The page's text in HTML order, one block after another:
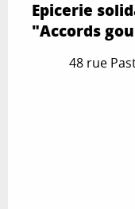
Epicerie
"Accords
48 rue